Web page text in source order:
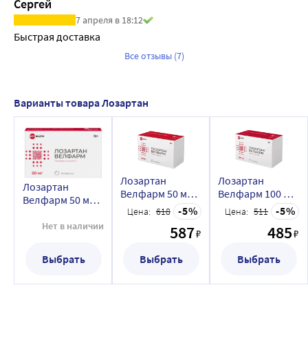
Сергей
7 апреля в 18:12
Быстрая доставка
Все отзывы (7)
Варианты товара Лозартан
Лозартан
Велфарм 50 мг
покрытые
оболочкой
Нет в наличии
Выбрать
Лозартан
Велфарм 50 мг
90 шт. таблетки,
покрытые
пленочной
Цена: 618 5
587₽
Выбрать
Лозартан
Велфарм 100 мг
90 шт. таблетки,
покрытые
пленочной
Цена: 511 5
485₽
Выбрать